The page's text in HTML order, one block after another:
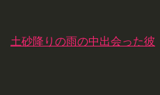
土砂降りの雨の中出会った彼